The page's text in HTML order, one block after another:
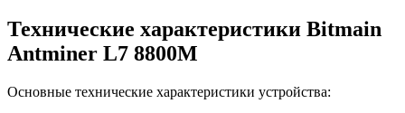
Технические характеристики Bitmain
Antminer L7 8800M
Основные технические характеристики устройства: